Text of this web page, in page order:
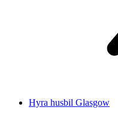
Hyra husbil Glasgow